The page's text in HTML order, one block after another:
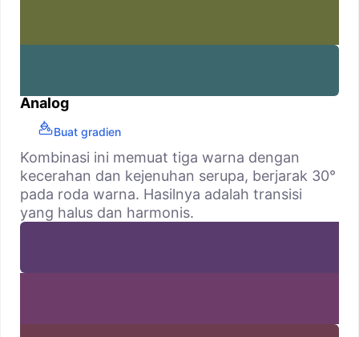
Analog
Buat gradien
Kombinasi ini memuat tiga warna dengan
kecerahan dan kejenuhan serupa, berjarak 30°
pada roda warna. Hasilnya adalah transisi
yang halus dan harmonis.